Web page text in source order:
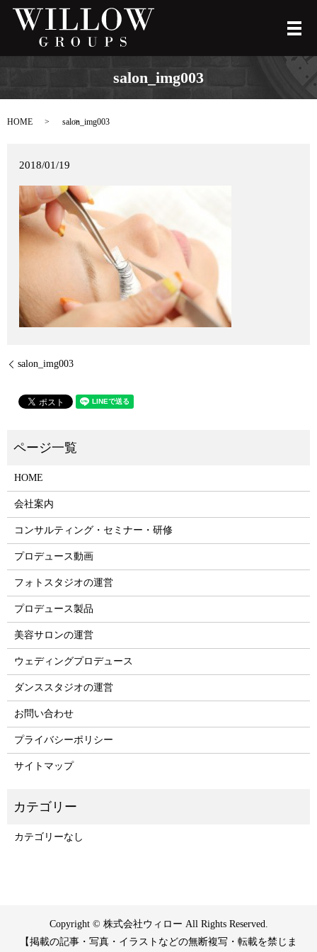
メ
salon_img003
HOME salon_img003
2018/01/19
salon_img003
HOME
会社案内
コンサルティング・セミナー・研修
プロデュース動画
フォトスタジオの運営
プロデュース製品
美容サロンの運営
ウェディングプロデュース
ダンススタジオの運営
お問い合わせ
プライバシーポリシー
サイトマップ
カテゴリーなし
Copyright © 株式会社ウィロー All Rights Reserved.
【掲載の記事・写真・イラストなどの無断複写・転載を禁じま